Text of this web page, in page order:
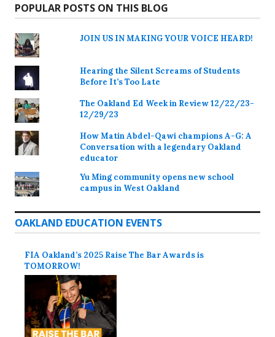
POPULAR POSTS ON THIS BLOG
JOIN US IN MAKING YOUR VOICE HEARD!
Hearing the Silent Screams of Students
Before It’s Too Late
The Oakland Ed Week in Review 12/22/23-
12/29/23
How Matin Abdel-Qawi champions A-G: A
Conversation with a legendary Oakland
educator
Yu Ming community opens new school
campus in West Oakland
OAKLAND EDUCATION EVENTS
FIA Oakland’s 2025 Raise The Bar Awards is
TOMORROW!